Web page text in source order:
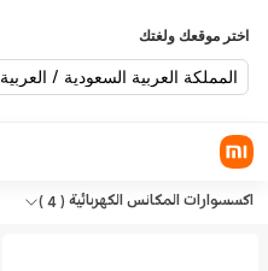
اختر موقعك ولغتك
المملكة العربية السعودية / العربية
Shop المكانس الكهربائية اكسسوارات المكانس الكهربائية in Xiaomi Mi Saudi Arabia Official Store
اكسسوارات المكانس الكهربائية ( 4 ) Shop المكانس الكهربائية اكسسوارات المكانس الكهربائية in Xiaomi Mi Saudi Arabia Official Store